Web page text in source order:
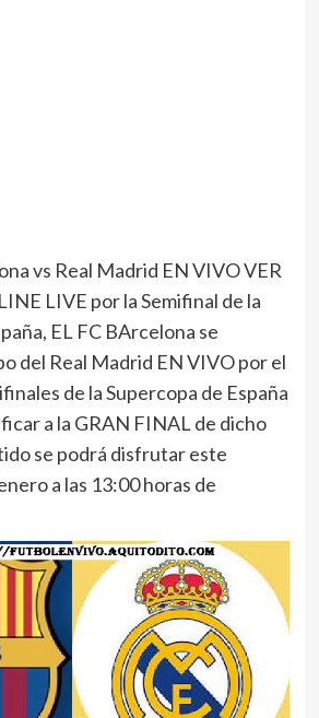
vs Real Madrid EN VIVO VER
LIVE por la Semifinal de la
EL FC BArcelona se
del Real Madrid EN VIVO por el
de la Supercopa de España
a la GRAN FINAL de dicho
se podrá disfrutar este
a las 13:00 horas de